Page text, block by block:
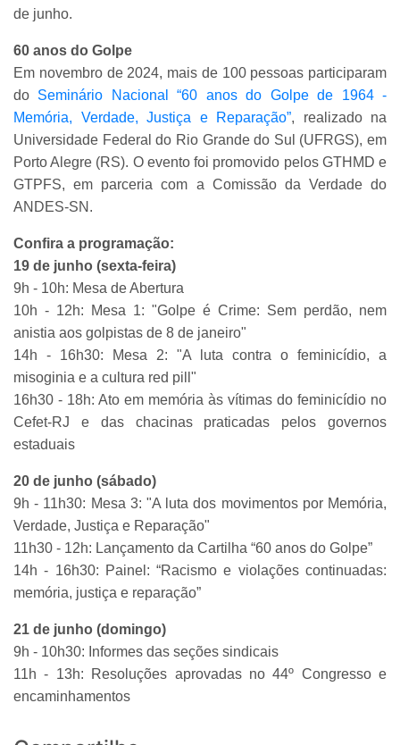
de junho.
60 anos do Golpe
Em novembro de 2024, mais de 100 pessoas participaram
do Seminário Nacional “60 anos do Golpe de 1964 -
Memória, Verdade, Justiça e Reparação”, realizado na
Universidade Federal do Rio Grande do Sul (UFRGS), em
Porto Alegre (RS). O evento foi promovido pelos GTHMD e
GTPFS, em parceria com a Comissão da Verdade do
ANDES-SN.
Confira a programação:
19 de junho (sexta-feira)
9h - 10h: Mesa de Abertura
10h - 12h: Mesa 1: "Golpe é Crime: Sem perdão, nem
anistia aos golpistas de 8 de janeiro"
14h - 16h30: Mesa 2: "A luta contra o feminicídio, a
misoginia e a cultura red pill"
16h30 - 18h: Ato em memória às vítimas do feminicídio no
Cefet-RJ e das chacinas praticadas pelos governos
estaduais
20 de junho (sábado)
9h - 11h30: Mesa 3: "A luta dos movimentos por Memória,
Verdade, Justiça e Reparação"
11h30 - 12h: Lançamento da Cartilha “60 anos do Golpe”
14h - 16h30: Painel: “Racismo e violações continuadas:
memória, justiça e reparação”
21 de junho (domingo)
9h - 10h30: Informes das seções sindicais
11h - 13h: Resoluções aprovadas no 44º Congresso e
encaminhamentos